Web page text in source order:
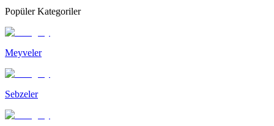
Popüler Kategoriler
Meyveler
Sebzeler